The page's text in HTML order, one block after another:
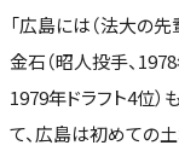
「広島には（法大の先
金石（昭人投手、1978
1979年ドラフト4位）
て、広島は初めての